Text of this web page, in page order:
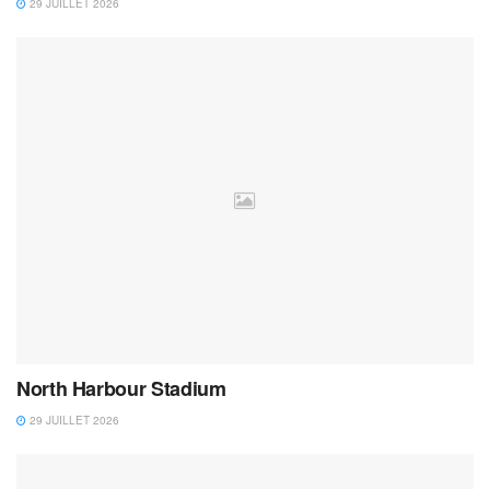
29 JUILLET 2026
North Harbour Stadium
29 JUILLET 2026